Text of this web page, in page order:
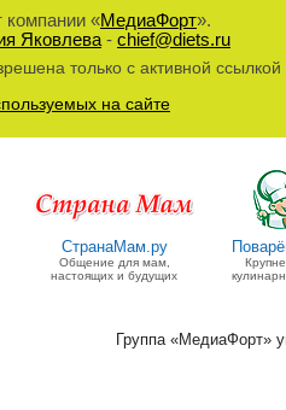
компании «МедиаФорт».
Яковлева- chief@diets.ru
только с активной ссылкой
на сайте
СтранаМам.ру
Общение для мам,
настоящих и будущих
Группа «МедиаФорт»